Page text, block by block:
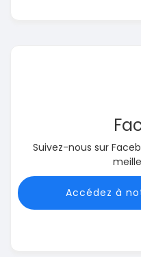
Suivez-nous sur
Accédez à